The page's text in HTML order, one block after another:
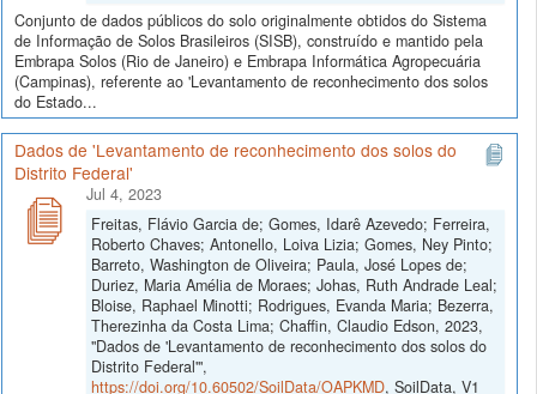
Conjunto de dados públicos do solo originalmente obtidos do Sistema
de Informação de Solos Brasileiros (SISB), construído e mantido pela
Embrapa Solos (Rio de Janeiro) e Embrapa Informática Agropecuária
(Campinas), referente ao 'Levantamento de reconhecimento dos solos
do Estado...
Dados de 'Levantamento de reconhecimento dos solos do
Distrito Federal'
Jul 4, 2023
Freitas, Flávio Garcia de; Gomes, Idarê Azevedo; Ferreira,
Roberto Chaves; Antonello, Loiva Lizia; Gomes, Ney Pinto;
Barreto, Washington de Oliveira; Paula, José Lopes de;
Duriez, Maria Amélia de Moraes; Johas, Ruth Andrade Leal;
Bloise, Raphael Minotti; Rodrigues, Evanda Maria; Bezerra,
Therezinha da Costa Lima; Chaffin, Claudio Edson, 2023,
"Dados de 'Levantamento de reconhecimento dos solos do
Distrito Federal'",
https://doi.org/10.60502/SoilData/OAPKMD, SoilData, V1